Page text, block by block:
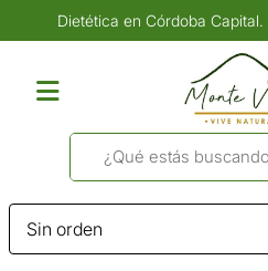
Dietética en Córdoba